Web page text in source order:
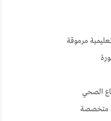
مرموقة
الصحي
متخصصة